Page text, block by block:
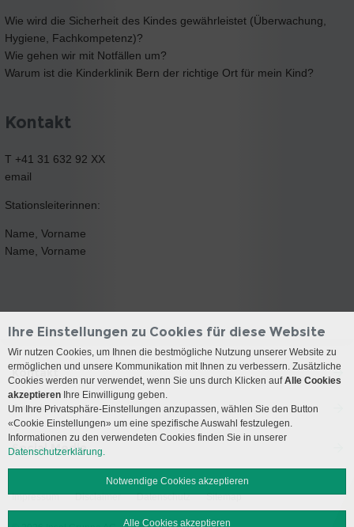
Wie wird die Sicherheit des Kindes gewährleistet (Überwachung,
Hygiene, Fachkompetenz)?
Wie gehen wir mit Notfällen um?
Warum ist die Kinderklinik Bern der richtige Ort für mein Kind?
Kontakt
T +41 31 632 92 XX
email
Stationsleiterinnen:
Name, Vorname
Name, Vorname
Kontakt
Anreise
Social Media
Impressum Disclaimer Datenschutz Sitemap
Ihre Einstellungen zu Cookies für diese Website
Wir nutzen Cookies, um Ihnen die bestmögliche Nutzung unserer Website zu
ermöglichen und unsere Kommunikation mit Ihnen zu verbessern. Zusätzliche
Cookies werden nur verwendet, wenn Sie uns durch Klicken aufAlle Cookies
akzeptieren Ihre Einwilligung geben.
Um Ihre Privatsphäre-Einstellungen anzupassen, wählen Sie den Button
«Cookie Einstellungen» um eine spezifische Auswahl festzulegen.
Informationen zu den verwendeten Cookies finden Sie in unserer
Datenschutzerklärung.
Notwendige Cookies akzeptieren
Alle Cookies akzeptieren